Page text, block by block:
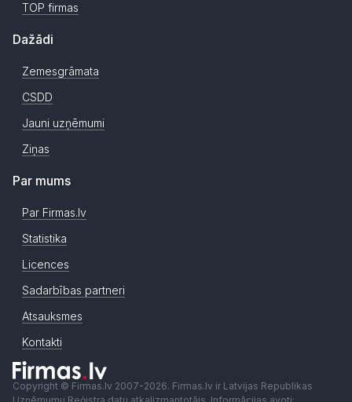
TOP firmas
Dažādi
Zemesgrāmata
CSDD
Jauni uzņēmumi
Ziņas
Par mums
Par Firmas.lv
Statistika
Licences
Sadarbības partneri
Atsauksmes
Kontakti
Copyright © Firmas.lv 2007-2026. Firmas.lv ir Latvijas Republikas